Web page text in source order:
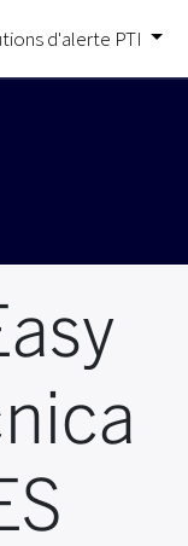
d'alerte PTI